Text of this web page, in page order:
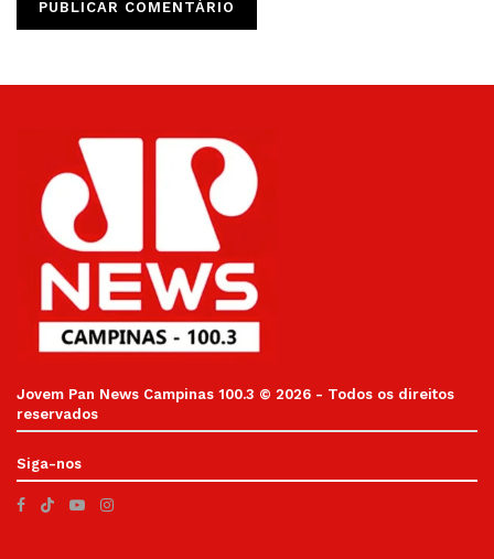
Jovem Pan News Campinas 100.3 © 2026 - Todos os direitos
reservados
Siga-nos